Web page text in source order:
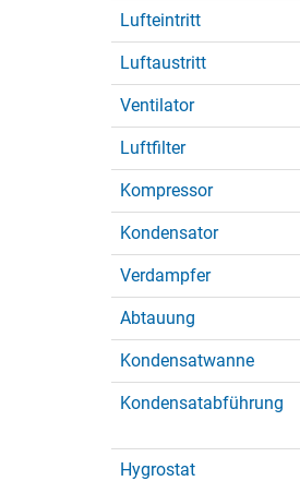
Lufteintritt
Luftaustritt
Ventilator
Luftfilter
Kompressor
Kondensator
Verdampfer
Abtauung
Kondensatwanne
Kondensatabführung
Hygrostat